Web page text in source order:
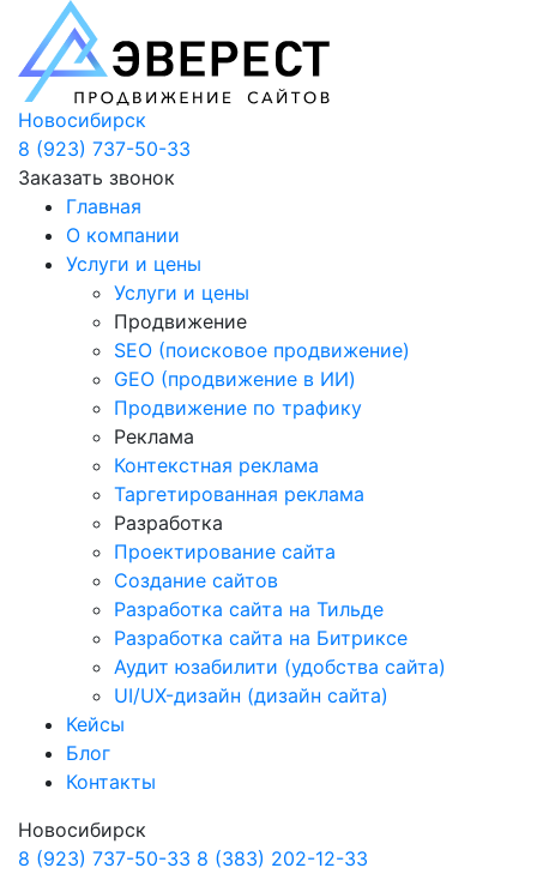
Новосибирск
8 (923) 737-50-33
Заказать звонок
Главная
О компании
Услуги и цены
Услуги и цены
Продвижение
SEO (поисковое продвижение)
GEO (продвижение в ИИ)
Продвижение по трафику
Реклама
Контекстная реклама
Таргетированная реклама
Разработка
Проектирование сайта
Создание сайтов
Разработка сайта на Тильде
Разработка сайта на Битриксе
Аудит юзабилити (удобства сайта)
UI/UX-дизайн (дизайн сайта)
Кейсы
Блог
Контакты
Новосибирск
8 (923) 737-50-33 8 (383) 202-12-33